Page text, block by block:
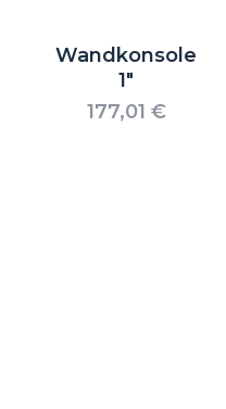
Wandkonsole
1″
177,01 €